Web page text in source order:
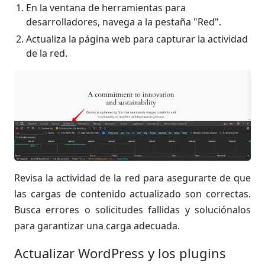
En la ventana de herramientas para
desarrolladores, navega a la pestaña "Red".
Actualiza la página web para capturar la actividad
de la red.
Revisa la actividad de la red para asegurarte de que
las cargas de contenido actualizado son correctas.
Busca errores o solicitudes fallidas y soluciónalos
para garantizar una carga adecuada.
Actualizar WordPress y los plugins